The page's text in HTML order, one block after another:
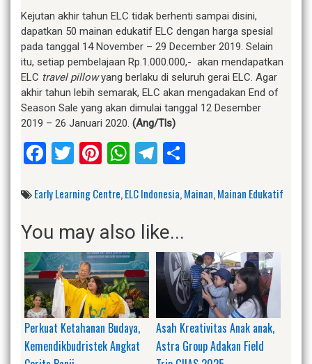
Kejutan akhir tahun ELC tidak berhenti sampai disini,
dapatkan 50 mainan edukatif ELC dengan harga spesial
pada tanggal 14 November – 29 December 2019. Selain
itu, setiap pembelajaan Rp.1.000.000,- akan mendapatkan
ELC travel pillowyang berlaku di seluruh gerai ELC. Agar
akhir tahun lebih semarak, ELC akan mengadakan End of
Season Sale yang akan dimulai tanggal 12 Desember
2019 – 26 Januari 2020. (Ang/Tls)
Facebook
Twitter
Pinterest
WhatsApp
Telegram
Early Learning Centre,ELC Indonesia,Mainan,Mainan Edukatif
You may also like...
Perkuat Ketahanan Budaya,
Kemendikbudristek Angkat
Asah Kreativitas Anak anak,
Astra Group Adakan Field